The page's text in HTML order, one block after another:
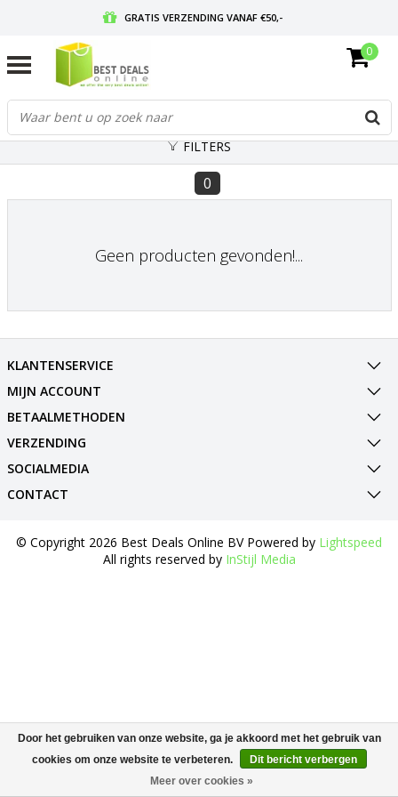
GRATIS VERZENDING VANAF €50,-
GRATIS RETOURNEREN EN 30 DAGEN BEDENKTIJD
0
FILTERS
0
Geen producten gevonden!...
KLANTENSERVICE
MIJN ACCOUNT
BETAALMETHODEN
VERZENDING
SOCIALMEDIA
CONTACT
© Copyright 2026 Best Deals Online BV Powered by Lightspeed
All rights reserved by InStijl Media
Door het gebruiken van onze website, ga je akkoord met het gebruik van
cookies om onze website te verbeteren.
Dit bericht verbergen
Meer over cookies »